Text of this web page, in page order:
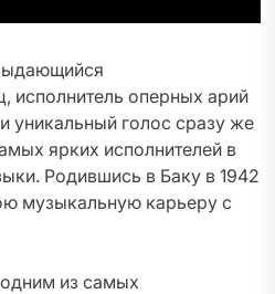
исполнитель оперных арий
уникальный голос сразу же
ярких исполнителей в
Родившись в Баку в 1942
музыкальную карьеру с
из самых